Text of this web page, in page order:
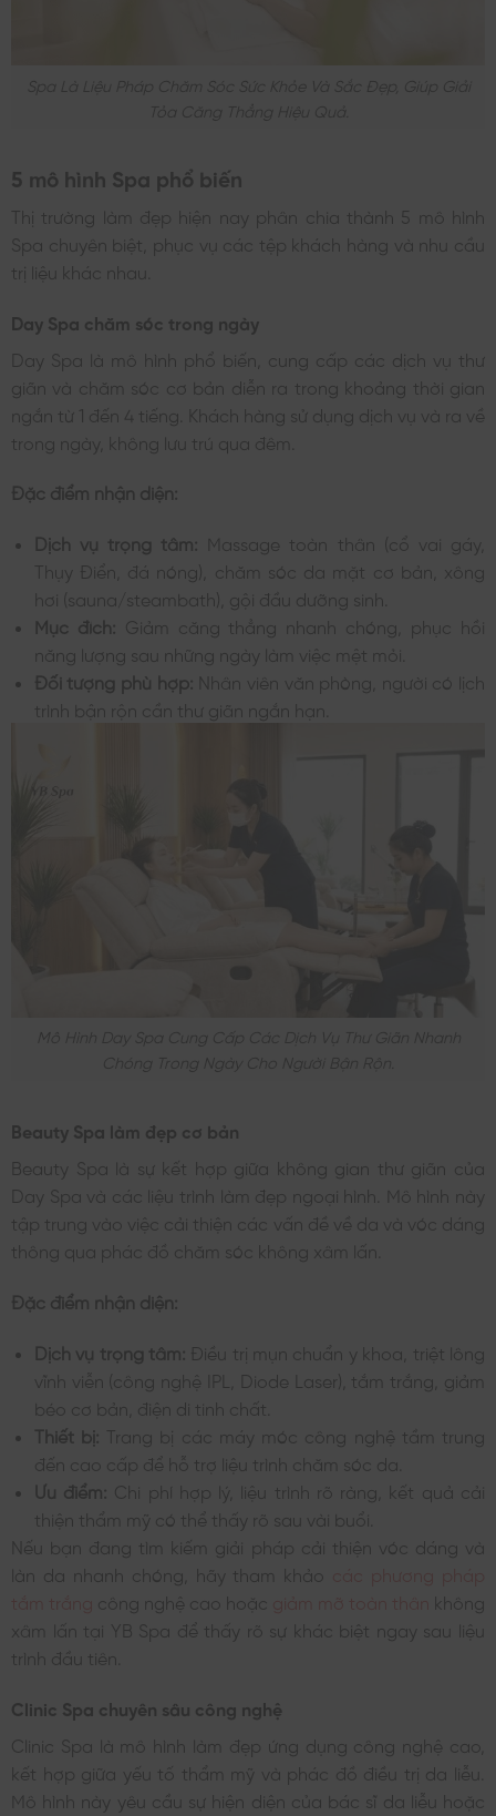
Spa Là Liệu Pháp Chăm Sóc Sức Khỏe Và Sắc Đẹp, Giúp Giải
5 mô hình Spa phổ biến
Thị trường làm đẹp hiện nay phân chia thành 5 mô hình
Spa chuyên biệt, phục vụ các tệp khách hàng và nhu cầu
trị liệu khác nhau.
Day Spa chăm sóc trong ngày
Day Spa là mô hình phổ biến, cung cấp các dịch vụ thư
giãn và chăm sóc cơ bản diễn ra trong khoảng thời gian
ngắn từ 1 đến 4 tiếng. Khách hàng sử dụng dịch vụ và ra về
trong ngày, không lưu trú qua đêm.
Đặc điểm nhận diện:
Dịch vụ trọng tâm: Massage toàn thân (cổ vai gáy,
Thụy Điển, đá nóng), chăm sóc da mặt cơ bản, xông
hơi (sauna/steambath), gội đầu dưỡng sinh.
Mục đích: Giảm căng thẳng nhanh chóng, phục hồi
năng lượng sau những ngày làm việc mệt mỏi.
Đối tượng phù hợp: Nhân viên văn phòng, người có lịch
trình bận rộn cần thư giãn ngắn hạn.
Mô Hình Day Spa Cung Cấp Các Dịch Vụ Thư Giãn Nhanh
Chóng Trong Ngày Cho Người Bận Rộn.
Beauty Spa làm đẹp cơ bản
Beauty Spa là sự kết hợp giữa không gian thư giãn của
Day Spa và các liệu trình làm đẹp ngoại hình. Mô hình này
tập trung vào việc cải thiện các vấn đề về da và vóc dáng
thông qua phác đồ chăm sóc không xâm lấn.
Đặc điểm nhận diện:
Dịch vụ trọng tâm: Điều trị mụn chuẩn y khoa, triệt lông
vĩnh viễn (công nghệ IPL, Diode Laser), tắm trắng, giảm
béo cơ bản, điện di tinh chất.
Thiết bị: Trang bị các máy móc công nghệ tầm trung
đến cao cấp để hỗ trợ liệu trình chăm sóc da.
Ưu điểm: Chi phí hợp lý, liệu trình rõ ràng, kết quả cải
thiện thẩm mỹ có thể thấy rõ sau vài buổi.
Nếu bạn đang tìm kiếm giải pháp cải thiện vóc dáng và
làn da nhanh chóng, hãy tham khảo
công nghệ cao hoặc
không
xâm lấn tại YB Spa để thấy rõ sự khác biệt ngay sau liệu
trình đầu tiên.
Clinic Spa chuyên sâu công nghệ
Clinic Spa là mô hình làm đẹp ứng dụng công nghệ cao,
kết hợp giữa yếu tố thẩm mỹ và phác đồ điều trị da liễu.
Mô hình này yêu cầu sự hiện diện của bác sĩ da liễu hoặc